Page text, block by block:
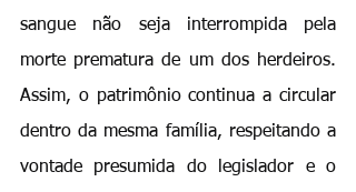
sangue não seja interrompida pela
morte prematura de um dos herdeiros.
Assim, o patrimônio continua a circular
dentro da mesma família, respeitando a
vontade presumida do legislador e o